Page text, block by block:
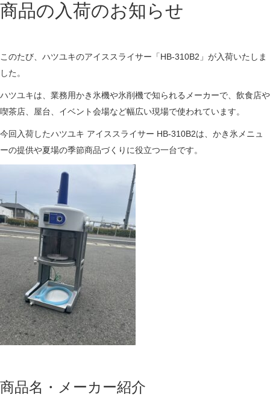
商品の入荷のお知らせ
このたび、ハツユキのアイススライサー「HB-310B2」が入荷いたしま
した。
ハツユキは、業務用かき氷機や氷削機で知られるメーカーで、飲食店や
喫茶店、屋台、イベント会場など幅広い現場で使われています。
今回入荷したハツユキ アイススライサー HB-310B2は、かき氷メニュ
ーの提供や夏場の季節商品づくりに役立つ一台です。
商品名・メーカー紹介